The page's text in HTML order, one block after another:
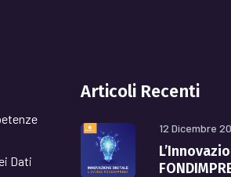
Dati
Articoli Recenti
12 Dicembre